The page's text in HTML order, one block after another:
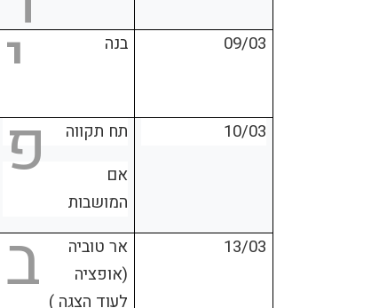
09/03 י בנה
10/03
פ
תח תקווה
אם
המושבות
13/03
ב
אר טוביה
(אופציה
לעוד הצגה )